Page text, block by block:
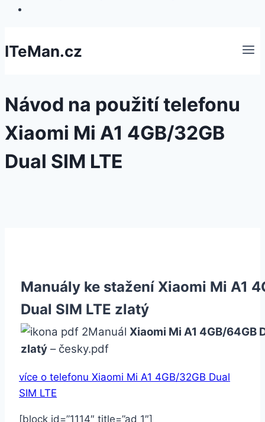
na
ITeMan.cz
Návod na použití telefonu
Xiaomi Mi A1 4GB/32GB
Dual SIM LTE
Manuály ke stažení Xiaomi Mi A1
Dual SIM LTE zlatý
Manuál Xiaomi Mi A1 4GB/64GB
zlatý – česky.pdf
více o telefonu Xiaomi Mi A1 4GB/32GB Dual
SIM LTE
[block id=”1114″ title=”ad 1″]